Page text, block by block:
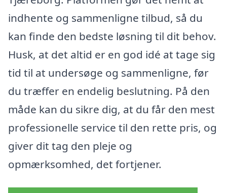
indhente og sammenligne tilbud, så du
kan finde den bedste løsning til dit behov.
Husk, at det altid er en god idé at tage sig
tid til at undersøge og sammenligne, før
du træffer en endelig beslutning. På den
måde kan du sikre dig, at du får den mest
professionelle service til den rette pris, og
giver dit tag den pleje og
opmærksomhed, det fortjener.